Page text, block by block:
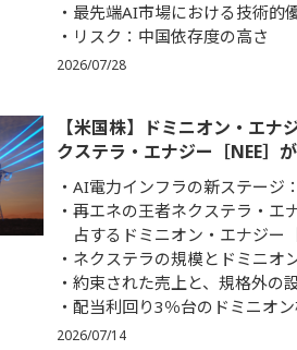
最先端AI市場における技術的
リスク：中国依存度の高さ
2026/07/28
【米国株】ドミニオン・エ
クステラ・エナジー［NEE］
AI電力インフラの新ステージ
再エネの王者ネクステラ・エ
占するドミニオン・エナジー［
ネクステラの規模とドミニオ
約束された売上と、規格外の
配当利回り3％台のドミニオ
2026/07/14